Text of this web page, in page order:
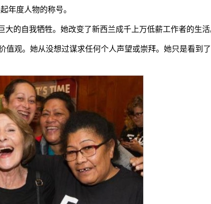
年度人物的称号。
的自我牺牲。她改变了新西兰成千上万低薪工作者的生活
值观。她从没想过谋求任何个人声望或崇拜。她只是看到